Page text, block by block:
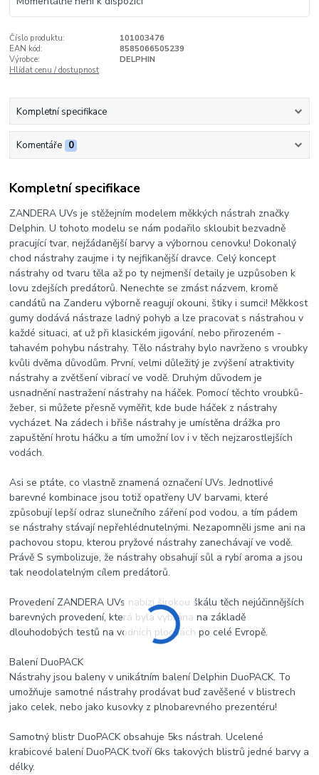
Číslo produktu:
101003476
EAN kód:
8585066505239
Výrobce:
DELPHIN
Hlídat cenu / dostupnost
Kompletní specifikace
Komentáře 0
Kompletní specifikace
ZANDERA UVs je stěžejním modelem měkkých nástrah značky
Delphin. U tohoto modelu se nám podařilo skloubit bezvadně
pracující tvar, nejžádanější barvy a výbornou cenovku! Dokonalý
chod nástrahy zaujme i ty nejfikanější dravce. Celý koncept
nástrahy od tvaru těla až po ty nejmenší detaily je uzpůsoben k
lovu zdejších predátorů. Nenechte se zmást názvem, kromě
candátů na Zanderu výborně reagují okouni, štiky i sumci! Měkkost
gumy dodává nástraze ladný pohyb a lze pracovat s nástrahou v
každé situaci, ať už při klasickém jigování, nebo přirozeném -
tahavém pohybu nástrahy. Tělo nástrahy bylo navrženo s vroubky
kvůli dvěma důvodům. První, velmi důležitý je zvýšení atraktivity
nástrahy a zvětšení vibrací ve vodě. Druhým důvodem je
usnadnění nastražení nástrahy na háček. Pomocí těchto vroubků-
žeber, si můžete přesně vyměřit, kde bude háček z nástrahy
vycházet. Na zádech i břiše nástrahy je umístěna drážka pro
zapuštění hrotu háčku a tím umožní lov i v těch nejzarostlejších
vodách.
Asi se ptáte, co vlastně znamená označení UVs. Jednotlivé
barevné kombinace jsou totiž opatřeny UV barvami, které
způsobují lepší odraz slunečního záření pod vodou, a tím pádem
se nástrahy stávají nepřehlédnutelnými. Nezapomněli jsme ani na
pachovou stopu, kterou pryžové nástrahy zanechávají ve vodě.
Právě S symbolizuje, že nástrahy obsahují sůl a rybí aroma a jsou
tak neodolatelným cílem predátorů.
Provedení ZANDERA UVs nabízí širokou škálu těch nejúčinnějších
barevných provedení, která byla vybrána na základě
dlouhodobých testů na vodních plochách po celé Evropě.
Balení DuoPACK
Nástrahy jsou baleny v unikátním balení Delphin DuoPACK. To
umožňuje samotné nástrahy prodávat buď zavěšené v blistrech
jako celek, nebo jako kusovky z plnobarevného prezentéru!
Samotný blistr DuoPACK obsahuje 5ks nástrah. Ucelené
krabicové balení DuoPACK tvoří 6ks takových blistrů jedné barvy a
délky.